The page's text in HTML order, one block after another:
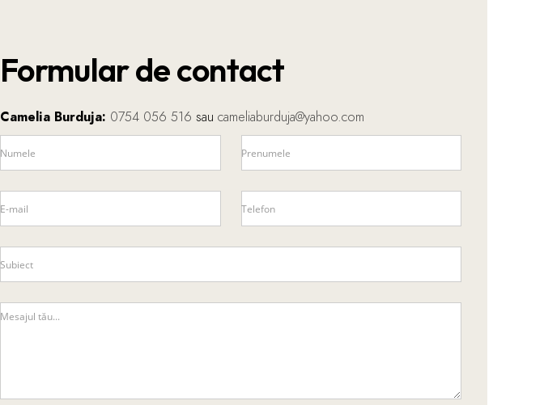
Formular de contact
Camelia Burduja: 0754 056 516 sau cameliaburduja@yahoo.com
Numele Prenumele
E-mail Telefon
Subiect
Mesajul tău...